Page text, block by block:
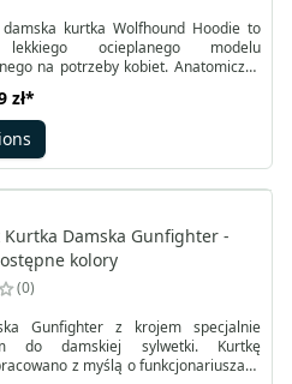
damska kurtka Wolfhound Hoodie to
lekkiego ocieplanego modelu
na potrzeby kobiet. Anatomiczny
pod pachami z VersaStretch
i swobodę ruchu, dając
ochronę przed wiatrem. Dla lepszego
do potrzeb krawędzie ocieplanego
zł*
Kurtka Damska Gunfighter -
kolory
0
Gunfighter z krojem specjalnie
do damskiej sylwetki. Kurtkę
z myślą o funkcjonariuszach